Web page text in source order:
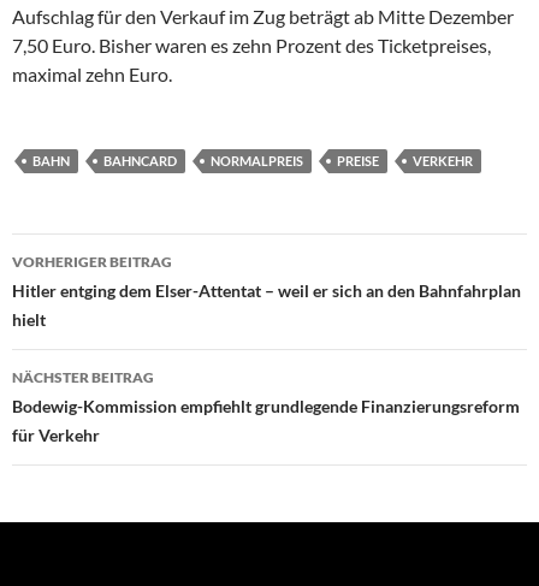
Aufschlag für den Verkauf im Zug beträgt ab Mitte Dezember
7,50 Euro. Bisher waren es zehn Prozent des Ticketpreises,
maximal zehn Euro.
BAHN BAHNCARD NORMALPREIS PREISE VERKEHR
Beitragsnavigation
VORHERIGER BEITRAG
Hitler entging dem Elser-Attentat – weil er sich an den Bahnfahrplan
hielt
NÄCHSTER BEITRAG
Bodewig-Kommission empfiehlt grundlegende Finanzierungsreform
für Verkehr